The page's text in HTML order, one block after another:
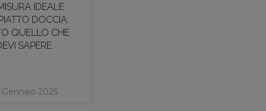
IDEALE
DOCCIA:
QUELLO CHE
SAPERE
Gennaio 2025